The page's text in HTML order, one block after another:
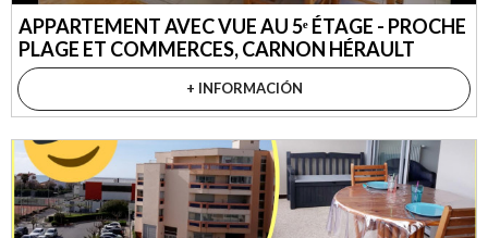
APPARTEMENT AVEC VUE AU 5ᵉ ÉTAGE - PROCHE
PLAGE ET COMMERCES, CARNON HÉRAULT
+ INFORMACIÓN